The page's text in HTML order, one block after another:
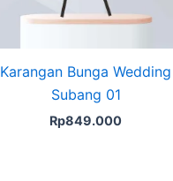
Karangan Bunga Wedding
Subang 01
Rp849.000